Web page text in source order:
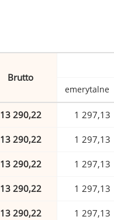
Brutto
emerytalne
13 290,22 1 297,13
13 290,22 1 297,13
13 290,22 1 297,13
13 290,22 1 297,13
13 290,22 1 297,13